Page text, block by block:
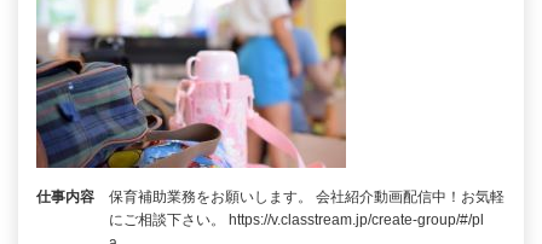
仕事内容
保育補助業務をお願いします。 会社紹介動画配信中！お気軽
にご相談下さい。 https://v.classtream.jp/create-group/#/pl